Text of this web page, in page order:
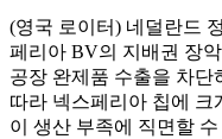
(영국 로이터) 네덜란드
페리아 BV의 지배권 장
공장 완제품 수출을 차단
따라 넥스페리아 칩에 크
이 생산 부족에 직면할